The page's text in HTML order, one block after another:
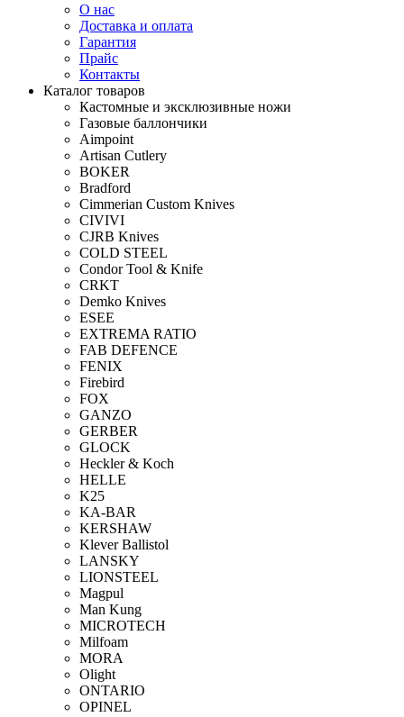
О нас
Доставка и оплата
Гарантия
Прайс
Контакты
Каталог товаров
Кастомные и эксклюзивные ножи
Газовые баллончики
Aimpoint
Artisan Cutlery
BOKER
Bradford
Cimmerian Custom Knives
CIVIVI
CJRB Knives
COLD STEEL
Condor Tool & Knife
CRKT
Demko Knives
ESEE
EXTREMA RATIO
FAB DEFENCE
FENIX
Firebird
FOX
GANZO
GERBER
GLOCK
Heckler & Koch
HELLE
K25
KA-BAR
KERSHAW
Klever Ballistol
LANSKY
LIONSTEEL
Magpul
Man Kung
MICROTECH
Milfoam
MORA
Olight
ONTARIO
OPINEL